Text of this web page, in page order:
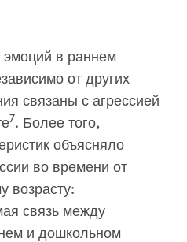
в раннем
от других
связаны с агрессией
7. Более того,
объясняло
во времени от
возрасту:
связь между
и дошкольном